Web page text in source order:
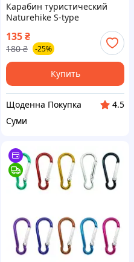
Карабин туристический
Naturehike S-type
NH20GS004, 5см, червоний
(6927595747117)
135₴
180 ₴ -25%
Купить
Щоденна Покупка
4.5
Суми